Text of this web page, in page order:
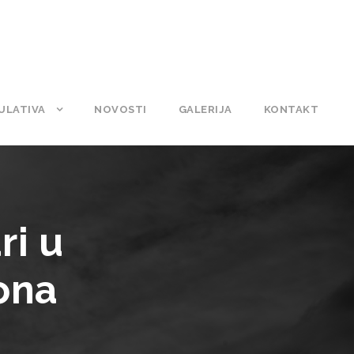
NOVOSTI GALERIJA KONTAKT
u